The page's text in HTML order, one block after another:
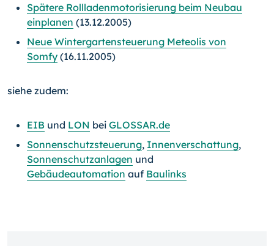
Spätere Rollladenmotorisierung beim Neubau
einplanen (13.12.2005)
Neue Wintergartensteuerung Meteolis von
Somfy (16.11.2005)
siehe zudem:
EIB und LON bei GLOSSAR.de
Sonnenschutzsteuerung, Innenverschattung,
Sonnenschutzanlagen und
Gebäudeautomation auf Baulinks